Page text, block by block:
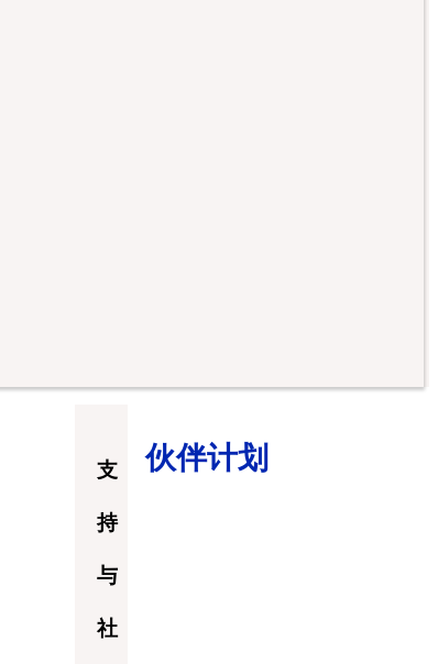
支
持
与
社
伙伴计划